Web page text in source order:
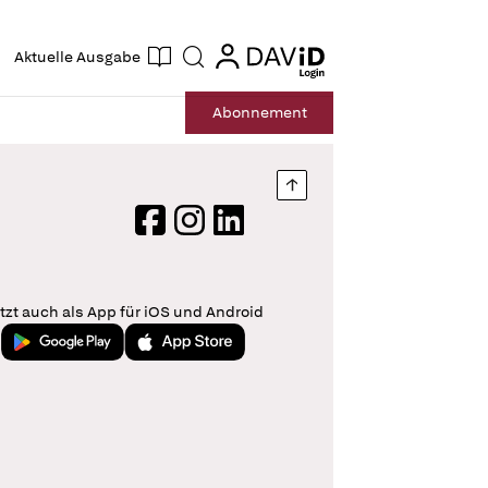
Aktuelle Ausgabe Suche login
login
Abonnement
Nach oben springen
FacebookInstagram
LinkedIn
auch als App für iOS und Android
Jetzt bei Google PlayLaden im App Store